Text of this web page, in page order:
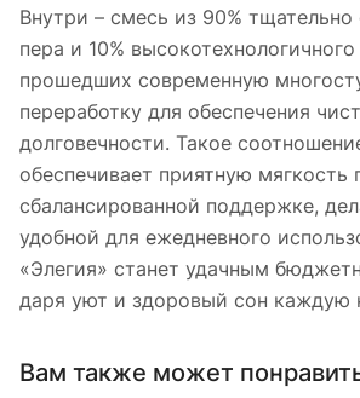
Внутри – смесь из 90%
пера и 10% высокотехнологичного
прошедших современную
переработку для обеспечения
долговечности. Такое
обеспечивает приятную мягкость
сбалансированной поддержке,
удобной для ежедневного
«Элегия» станет удачным
даря уют и здоровый сон каждую
Вам также может